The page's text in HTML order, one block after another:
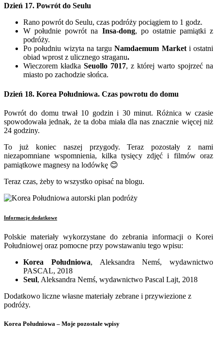
Dzień 17. Powrót do Seulu
Rano powrót do Seulu, czas podróży pociągiem to 1 godz.
W południe powrót na Insa-dong, po ostatnie pamiątki z
podróży.
Po południu wizyta na targuNamdaemum Market i ostatni
obiad wprost z ulicznego straganu.
Wieczorem kładka Seuollo 7017, z której warto spojrzeć na
miasto po zachodzie słońca.
Dzień 18. Korea Południowa. Czas powrotu do domu
Powrót do domu trwał 10 godzin i 30 minut. Różnica w czasie
spowodowała jednak, że ta doba miała dla nas znacznie więcej niż
24 godziny.
To już koniec naszej przygody. Teraz pozostały z nami
niezapomniane wspomnienia, kilka tysięcy zdjęć i filmów oraz
pamiątkowe magnesy na lodówkę 😊
Teraz czas, żeby to wszystko opisać na blogu.
Informacje dodatkowe
Polskie materiały wykorzystane do zebrania informacji o Korei
Południowej oraz pomocne przy powstawaniu tego wpisu:
Korea Południowa, Aleksandra Nemś, wydawnictwo
PASCAL, 2018
Seul, Aleksandra Nemś, wydawnictwo Pascal Lajt, 2018
Dodatkowo liczne własne materiały zebrane i przywiezione z
podróży.
Korea Południowa – Moje pozostałe wpisy